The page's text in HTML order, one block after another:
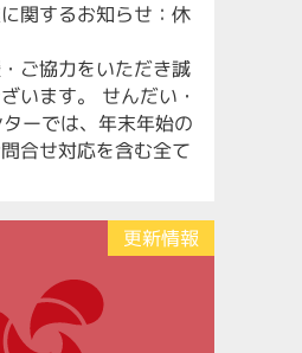
関するお知らせ：休
ご協力をいただき誠
います。 せんだい・
ーでは、年末年始の
合せ対応を含む全て
更新情報